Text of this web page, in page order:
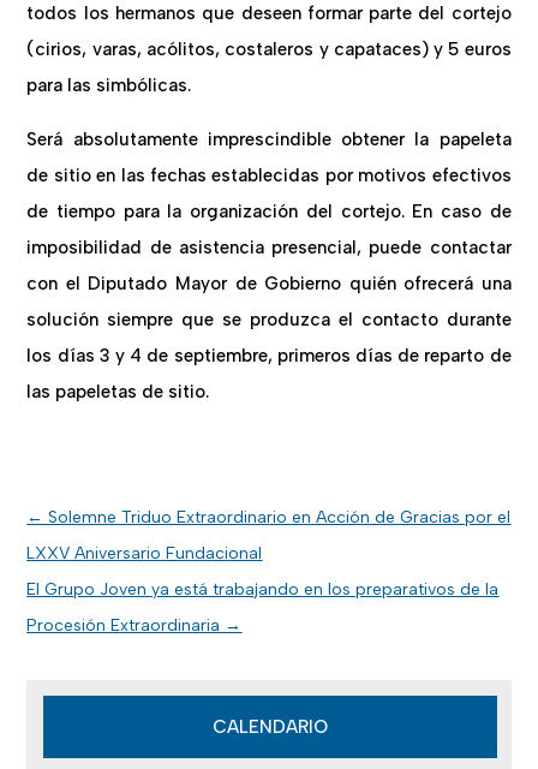
todos los hermanos que deseen formar parte del cortejo
(cirios, varas, acólitos, costaleros y capataces) y 5 euros
para las simbólicas.
Será absolutamente imprescindible obtener la papeleta
de sitio en las fechas establecidas por motivos efectivos
de tiempo para la organización del cortejo. En caso de
imposibilidad de asistencia presencial, puede contactar
con el Diputado Mayor de Gobierno quién ofrecerá una
solución siempre que se produzca el contacto durante
los días 3 y 4 de septiembre, primeros días de reparto de
las papeletas de sitio.
←Solemne Triduo Extraordinario en Acción de Gracias por el
LXXV Aniversario Fundacional
El Grupo Joven ya está trabajando en los preparativos de la
Procesión Extraordinaria →
CALENDARIO